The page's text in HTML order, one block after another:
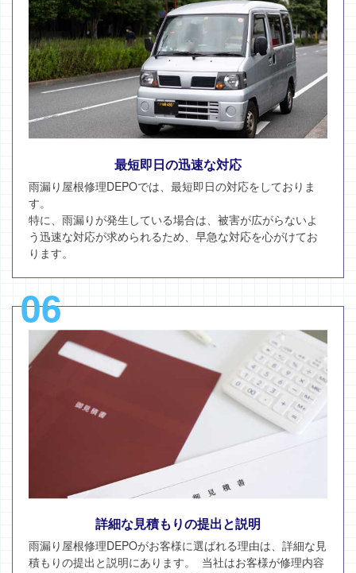
最短即日の迅速な対応
雨漏り屋根修理DEPOでは、最短即日の対応をしておりま
す。
特に、雨漏りが発生している場合は、被害が広がらないよ
う迅速な対応が求められるため、早急な対応を心がけてお
ります。
06
詳細な見積もりの提出と説明
雨漏り屋根修理DEPOがお客様に選ばれる理由は、詳細な見
積もりの提出と説明にあります。 当社はお客様が修理内容